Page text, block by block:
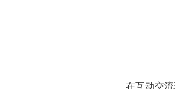
在互动交